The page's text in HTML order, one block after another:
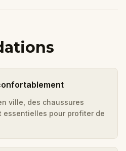
ville, des chaussures
essentielles pour profiter de